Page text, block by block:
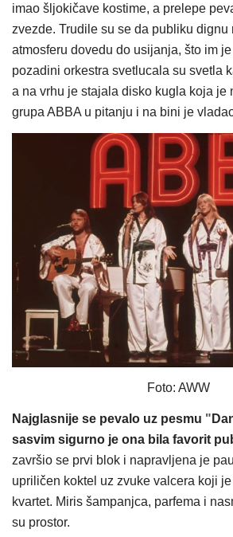
imao šljokičave kostime, a prelepe
zvezde. Trudile su se da publiku dignu
atmosferu dovedu do usijanja, što im
pozadini orkestra svetlucala su svetla
a na vrhu je stajala disko kugla koja je
grupa ABBA u pitanju i na bini je
Foto: AWW
Najglasnije se pevalo uz pesmu "
sasvim sigurno je ona bila favorit
završio se prvi blok i napravljena je
upriličen koktel uz zvuke valcera koji
kvartet. Miris šampanjca, parfema i
su prostor.